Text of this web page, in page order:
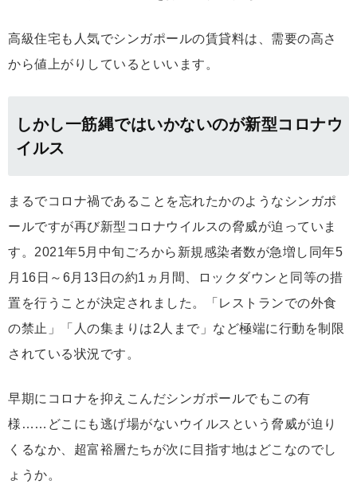
高級住宅も人気でシンガポールの賃貸料は、需要の高さ
から値上がりしているといいます。
しかし一筋縄ではいかないのが新型コロナウ
イルス
まるでコロナ禍であることを忘れたかのようなシンガポ
ールですが再び新型コロナウイルスの脅威が迫っていま
す。2021年5月中旬ごろから新規感染者数が急増し同年5
月16日～6月13日の約1ヵ月間、ロックダウンと同等の措
置を行うことが決定されました。「レストランでの外食
の禁止」「人の集まりは2人まで」など極端に行動を制限
されている状況です。
早期にコロナを抑えこんだシンガポールでもこの有
様……どこにも逃げ場がないウイルスという脅威が迫り
くるなか、超富裕層たちが次に目指す地はどこなのでし
ょうか。